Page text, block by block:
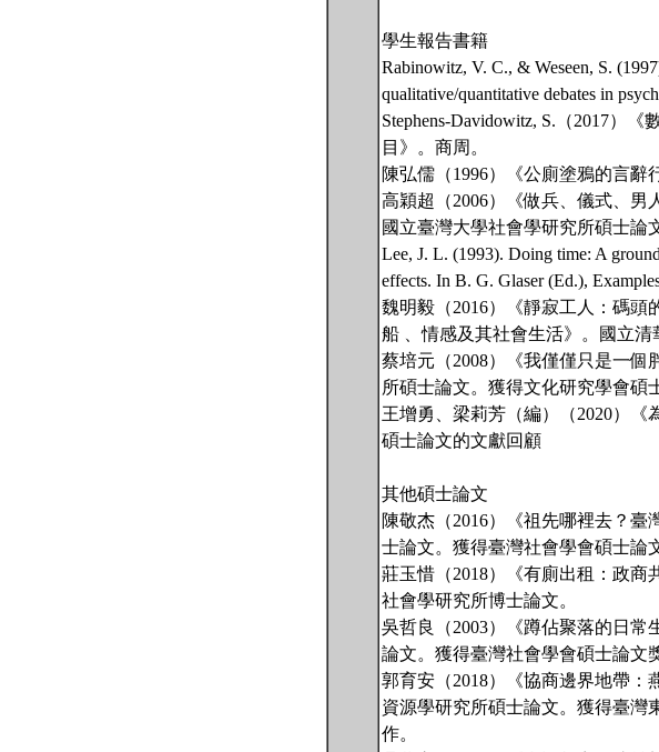
學生報告書籍
Rabinowitz, V. C., & Weseen, S.
qualitative/quantitative debates in
Stephens-Davidowitz, S.（2017）
目》。商周。
陳弘儒（1996）《公廁塗鴉的言辭
高穎超（2006）《做兵、儀式、男
國立臺灣大學社會學研究所碩士論
Lee, J. L. (1993). Doing time: A
effects. In B. G. Glaser (Ed.),
魏明毅（2016）《靜寂工人：碼頭
船 、情感及其社會生活》。國立清
蔡培元（2008）《我僅僅只是一
所碩士論文。獲得文化研究學會碩
王增勇、梁莉芳（編）（2020）《
碩士論文的文獻回顧
其他碩士論文
陳敬杰（2016）《祖先哪裡去？
士論文。獲得臺灣社會學會碩士論
莊玉惜（2018）《有廁出租：政商
社會學研究所博士論文。
吳哲良（2003）《蹲佔聚落的日
論文。獲得臺灣社會學會碩士論文
郭育安（2018）《協商邊界地帶
資源學研究所碩士論文。獲得臺灣
作。